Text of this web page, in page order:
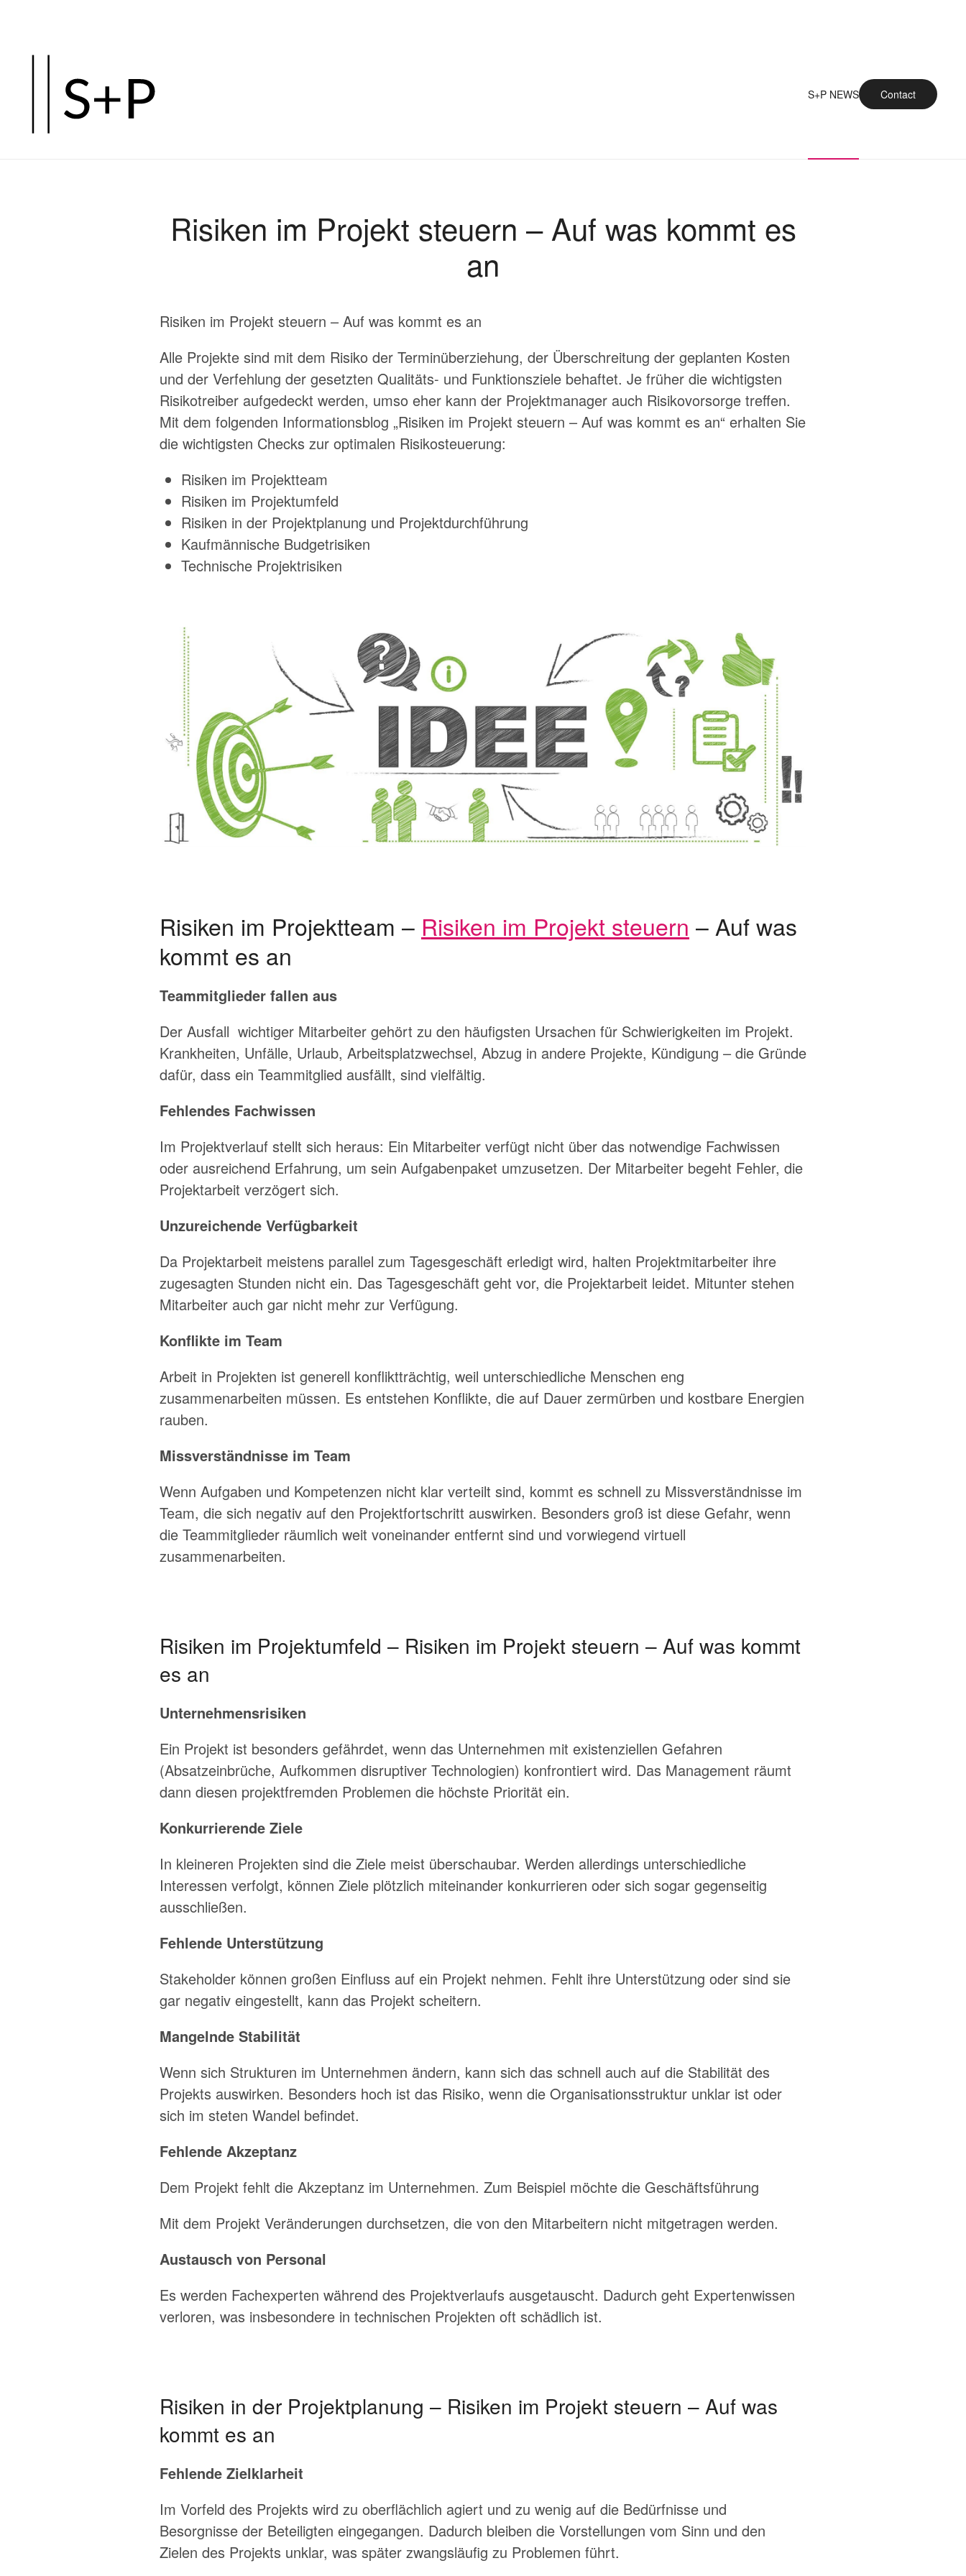
springen
S+P NEWS Contact
Risiken im Projekt steuern – Auf was kommt es
an
Risiken im Projekt steuern – Auf was kommt es an
Alle Projekte sind mit dem Risiko der Terminüberziehung, der Überschreitung der geplanten Kosten
und der Verfehlung der gesetzten Qualitäts- und Funktionsziele behaftet. Je früher die wichtigsten
Risikotreiber aufgedeckt werden, umso eher kann der Projektmanager auch Risikovorsorge treffen.
Mit dem folgenden Informationsblog „Risiken im Projekt steuern – Auf was kommt es an“ erhalten Sie
die wichtigsten Checks zur optimalen Risikosteuerung:
Risiken im Projektteam
Risiken im Projektumfeld
Risiken in der Projektplanung und Projektdurchführung
Kaufmännische Budgetrisiken
Technische Projektrisiken
Risiken im Projektteam – Risiken im Projekt steuern – Auf was
kommt es an
Teammitglieder fallen aus
Der Ausfall wichtiger Mitarbeiter gehört zu den häufigsten Ursachen für Schwierigkeiten im Projekt.
Krankheiten, Unfälle, Urlaub, Arbeitsplatzwechsel, Abzug in andere Projekte, Kündigung – die Gründe
dafür, dass ein Teammitglied ausfällt, sind vielfältig.
Fehlendes Fachwissen
Im Projektverlauf stellt sich heraus: Ein Mitarbeiter verfügt nicht über das notwendige Fachwissen
oder ausreichend Erfahrung, um sein Aufgabenpaket umzusetzen. Der Mitarbeiter begeht Fehler, die
Projektarbeit verzögert sich.
Unzureichende Verfügbarkeit
Da Projektarbeit meistens parallel zum Tagesgeschäft erledigt wird, halten Projektmitarbeiter ihre
zugesagten Stunden nicht ein. Das Tagesgeschäft geht vor, die Projektarbeit leidet. Mitunter stehen
Mitarbeiter auch gar nicht mehr zur Verfügung.
Konflikte im Team
Arbeit in Projekten ist generell konfliktträchtig, weil unterschiedliche Menschen eng
zusammenarbeiten müssen. Es entstehen Konflikte, die auf Dauer zermürben und kostbare Energien
rauben.
Missverständnisse im Team
Wenn Aufgaben und Kompetenzen nicht klar verteilt sind, kommt es schnell zu Missverständnisse im
Team, die sich negativ auf den Projektfortschritt auswirken. Besonders groß ist diese Gefahr, wenn
die Teammitglieder räumlich weit voneinander entfernt sind und vorwiegend virtuell
zusammenarbeiten.
Risiken im Projektumfeld – Risiken im Projekt steuern – Auf was kommt
es an
Unternehmensrisiken
Ein Projekt ist besonders gefährdet, wenn das Unternehmen mit existenziellen Gefahren
(Absatzeinbrüche, Aufkommen disruptiver Technologien) konfrontiert wird. Das Management räumt
dann diesen projektfremden Problemen die höchste Priorität ein.
Konkurrierende Ziele
In kleineren Projekten sind die Ziele meist überschaubar. Werden allerdings unterschiedliche
Interessen verfolgt, können Ziele plötzlich miteinander konkurrieren oder sich sogar gegenseitig
ausschließen.
Fehlende Unterstützung
Stakeholder können großen Einfluss auf ein Projekt nehmen. Fehlt ihre Unterstützung oder sind sie
gar negativ eingestellt, kann das Projekt scheitern.
Mangelnde Stabilität
Wenn sich Strukturen im Unternehmen ändern, kann sich das schnell auch auf die Stabilität des
Projekts auswirken. Besonders hoch ist das Risiko, wenn die Organisationsstruktur unklar ist oder
sich im steten Wandel befindet.
Fehlende Akzeptanz
Dem Projekt fehlt die Akzeptanz im Unternehmen. Zum Beispiel möchte die Geschäftsführung
Mit dem Projekt Veränderungen durchsetzen, die von den Mitarbeitern nicht mitgetragen werden.
Austausch von Personal
Es werden Fachexperten während des Projektverlaufs ausgetauscht. Dadurch geht Expertenwissen
verloren, was insbesondere in technischen Projekten oft schädlich ist.
Risiken in der Projektplanung – Risiken im Projekt steuern – Auf was
kommt es an
Fehlende Zielklarheit
Im Vorfeld des Projekts wird zu oberflächlich agiert und zu wenig auf die Bedürfnisse und
Besorgnisse der Beteiligten eingegangen. Dadurch bleiben die Vorstellungen vom Sinn und den
Zielen des Projekts unklar, was später zwangsläufig zu Problemen führt.